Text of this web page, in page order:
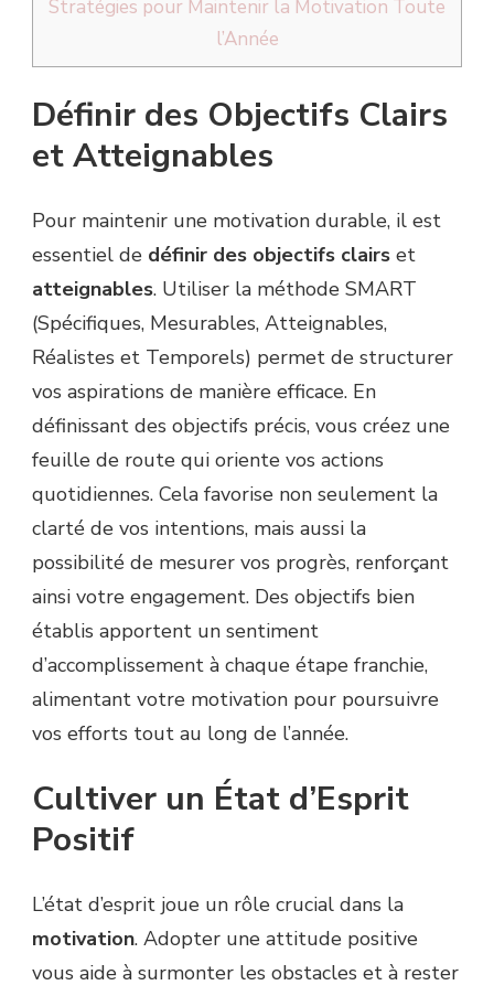
Stratégies pour Maintenir la Motivation Toute
l’Année
Définir des Objectifs Clairs
et Atteignables
Pour maintenir une motivation durable, il est
essentiel de définir des objectifs clairs et
atteignables. Utiliser la méthode SMART
(Spécifiques, Mesurables, Atteignables,
Réalistes et Temporels) permet de structurer
vos aspirations de manière efficace. En
définissant des objectifs précis, vous créez une
feuille de route qui oriente vos actions
quotidiennes. Cela favorise non seulement la
clarté de vos intentions, mais aussi la
possibilité de mesurer vos progrès, renforçant
ainsi votre engagement. Des objectifs bien
établis apportent un sentiment
d’accomplissement à chaque étape franchie,
alimentant votre motivation pour poursuivre
vos efforts tout au long de l’année.
Cultiver un État d’Esprit
Positif
L’état d’esprit joue un rôle crucial dans la
motivation. Adopter une attitude positive
vous aide à surmonter les obstacles et à rester